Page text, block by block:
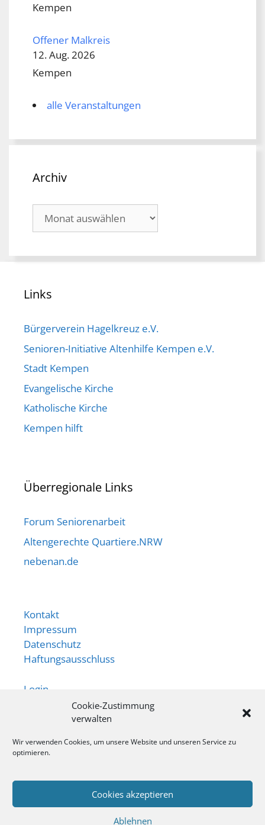
Cookie-Zustimmung
verwalten
Wir verwenden Cookies, um unsere Website und unseren Service zu
optimieren.
Cookies akzeptieren
Ablehnen
Kempen
Offener Malkreis
12. Aug. 2026
Kempen
alle Veranstaltungen
Archiv
Links
Bürgerverein Hagelkreuz e.V.
Senioren-Initiative Altenhilfe Kempen e.V.
Stadt Kempen
Evangelische Kirche
Katholische Kirche
Kempen hilft
Überregionale Links
Forum Seniorenarbeit
Altengerechte Quartiere.NRW
nebenan.de
Kontakt
Impressum
Datenschutz
Haftungsausschluss
Login
Newsletter
Ingo Behr
Tel: 0 21 52 / 917 2112